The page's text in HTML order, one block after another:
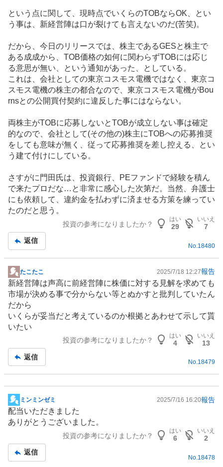
という点に関して、現時点でいくらのTOBならOK、とい
う事は、新経営陣は口が裂けても言えないのだ(苦笑)。
だから、今日のリリースでは、株主であるGESと株主で
ある成成から、TOB価格の如何に関わらずTOBには応じ
る意思が無い、という通知があった、としている。
これは、会社としての東京コスモス電機ではなく、東京コ
スモス電機の株主の都合なので、東京コスモス電機がBou
rnsとの公開買付契約に違反した事にはならない。
両株主がTOBに応募しないとTOBが成立しない事は確定
的なので、会社として(その他の)株主にTOBへの応募推奨
をしても意味が無く、従って応募推奨を差し控える、とい
う建て付けにしている。
さすがに門田氏は、投資銀行、PEファンドで経験を積ん
で来たプロだな…と非常に感心した次第だ。当然、弁護士
にも依頼して、違約金を払わずに済ませる方策を練ってい
たのだと思う。
投資の参考になりましたか？
はい
29
いいえ
7
返信
No.18480
掲
示
板
記
事
たこたこ 2025/7/18 12:27報告
新経営陣は声高に前経営陣に株価に対する見解を求めても
市場が決める事で分からない等とぬかすと批判していたん
だから
いくらが妥当だと考えているのか根拠とあわせて示して貰
いたい
投資の参考になりましたか？
はい
4
いいえ
13
返信
No.18479
掲
示
板
ミンミンゼミ 2025/7/16 16:20報告
配当いただきました
ありがとうございました。
投資の参考になりましたか？
はい
6
いいえ
2
返信
No.18478